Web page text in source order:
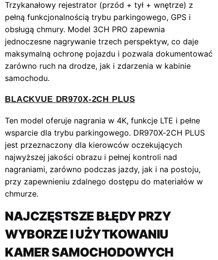
Trzykanałowy rejestrator (przód + tył + wnętrze) z
pełną funkcjonalnością trybu parkingowego, GPS i
obsługą chmury. Model 3CH PRO zapewnia
jednoczesne nagrywanie trzech perspektyw, co daje
maksymalną ochronę pojazdu i pozwala dokumentować
zarówno ruch na drodze, jak i zdarzenia w kabinie
samochodu.
BLACKVUE DR970X‑2CH PLUS
Ten model oferuje nagrania w 4K, funkcje LTE i pełne
wsparcie dla trybu parkingowego. DR970X‑2CH PLUS
jest przeznaczony dla kierowców oczekujących
najwyższej jakości obrazu i pełnej kontroli nad
nagraniami, zarówno podczas jazdy, jak i na postoju,
przy zapewnieniu zdalnego dostępu do materiałów w
chmurze.
NAJCZĘSTSZE BŁĘDY PRZY
WYBORZE I UŻYTKOWANIU
KAMER SAMOCHODOWYCH